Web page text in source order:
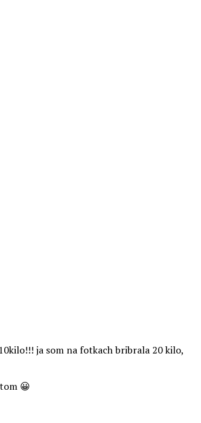
ja som na fotkach bribrala 20 kilo,
😀